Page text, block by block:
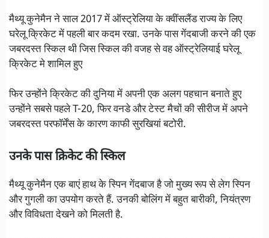
मैथ्यू कुनेमैन ने साल 2017 में ऑस्ट्रेलिया के क्वींसलैंड राज्य के लिए
घरेलू क्रिकेट में पहली बार कदम रखा. उनके पास गेंदबाजी करने की एक
जबरदस्त स्किल थी जिस स्किल की वजह से वह ऑस्ट्रेलियाई घरेलू
क्रिकेट मे शामिल हुए
फिर उन्होंने क्रिकेट की दुनिया में अपनी एक अलग पहचान बनाते हुए
उन्होंने सबसे पहले T-20, फिर वनडे और टेस्ट मैचों की सीरीज में अपने
जबरदस्त परफॉर्मेंस के कारण काफी सुरखियां बटोरी.
उनके पास क्रिकेट की स्किल
मैथ्यू कुनेमैन एक बाएं हाथ के स्पिन गेंदबाज है जो मुख्य रूप से लेग स्पिन
और गुगली का उपयोग करते हैं. उनकी बोलिंग में बहुत बारीकी, नियंत्रण
और विविधता देखने को मिलती है.